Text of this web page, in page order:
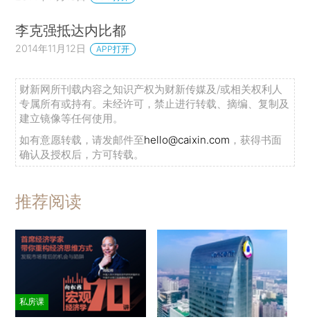
李克强抵达内比都
2014年11月12日 APP打开
财新网所刊载内容之知识产权为财新传媒及/或相关权利人
专属所有或持有。未经许可，禁止进行转载、摘编、复制及
建立镜像等任何使用。
如有意愿转载，请发邮件至hello@caixin.com ，获得书面
确认及授权后，方可转载。
推荐阅读
私房课